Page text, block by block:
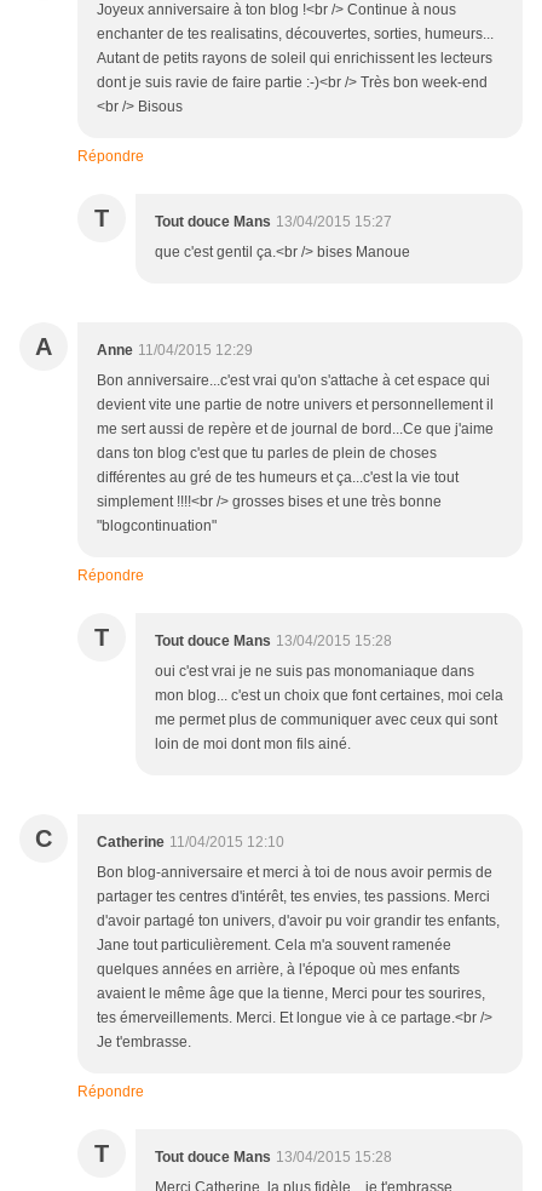
Joyeux anniversaire à ton blog !<br /> Continue à nous
enchanter de tes realisatins, découvertes, sorties, humeurs...
Autant de petits rayons de soleil qui enrichissent les lecteurs
dont je suis ravie de faire partie :-)<br /> Très bon week-end
<br /> Bisous
Répondre
T Tout douce Mans 13/04/2015 15:27
que c'est gentil ça.<br /> bises Manoue
A Anne 11/04/2015 12:29
Bon anniversaire...c'est vrai qu'on s'attache à cet espace qui
devient vite une partie de notre univers et personnellement il
me sert aussi de repère et de journal de bord...Ce que j'aime
dans ton blog c'est que tu parles de plein de choses
différentes au gré de tes humeurs et ça...c'est la vie tout
simplement !!!!<br /> grosses bises et une très bonne
"blogcontinuation"
Répondre
T Tout douce Mans 13/04/2015 15:28
oui c'est vrai je ne suis pas monomaniaque dans
mon blog... c'est un choix que font certaines, moi cela
me permet plus de communiquer avec ceux qui sont
loin de moi dont mon fils ainé.
C Catherine 11/04/2015 12:10
Bon blog-anniversaire et merci à toi de nous avoir permis de
partager tes centres d'intérêt, tes envies, tes passions. Merci
d'avoir partagé ton univers, d'avoir pu voir grandir tes enfants,
Jane tout particulièrement. Cela m'a souvent ramenée
quelques années en arrière, à l'époque où mes enfants
avaient le même âge que la tienne, Merci pour tes sourires,
tes émerveillements. Merci. Et longue vie à ce partage.<br />
Je t'embrasse.
Répondre
T Tout douce Mans 13/04/2015 15:28
Merci Catherine, la plus fidèle... je t'embrasse